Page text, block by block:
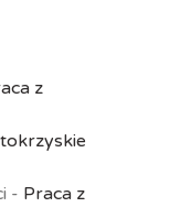
z
- Praca z